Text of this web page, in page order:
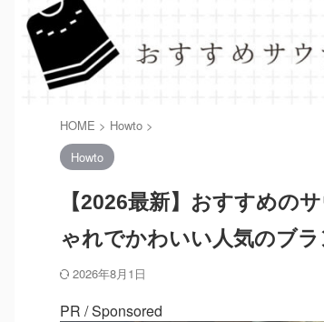
HOME > Howto >
Howto
【2026最新】おすすめの
ゃれでかわいい人気のブラ
2026年8月1日
PR / Sponsored